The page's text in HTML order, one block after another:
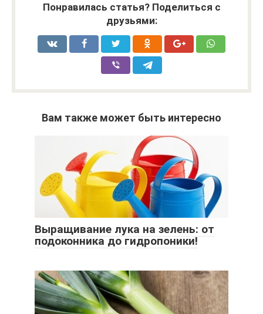
Понравилась статья? Поделиться с
друзьями:
Вам также может быть интересно
Выращивание лука на зелень: от
подоконника до гидропоники!